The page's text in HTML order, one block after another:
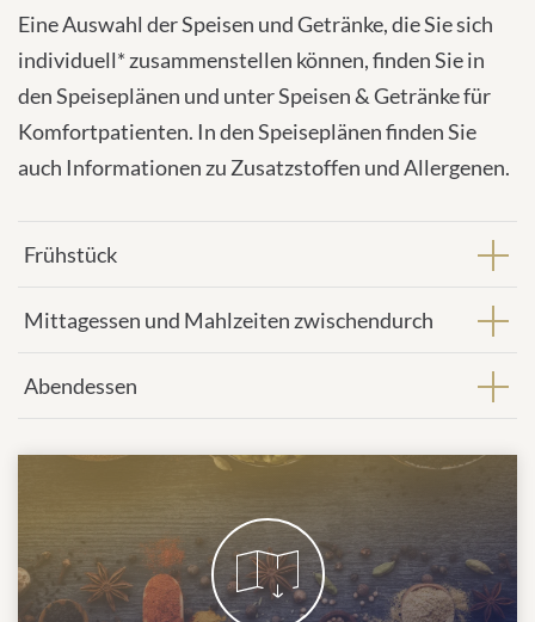
Eine Auswahl der Speisen und Getränke, die Sie sich
individuell* zusammenstellen können, finden Sie in
den Speiseplänen und unter Speisen & Getränke für
Komfortpatienten. In den Speiseplänen finden Sie
auch Informationen zu Zusatzstoffen und Allergenen.
Frühstück
Mittagessen und Mahlzeiten zwischendurch
Abendessen